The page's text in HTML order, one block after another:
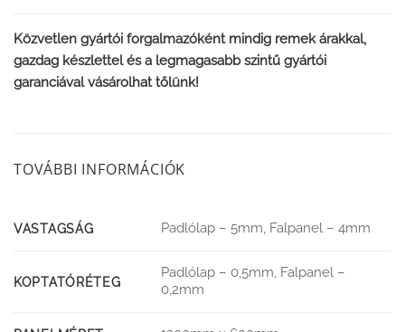
Közvetlen gyártói forgalmazóként mindig remek árakkal,
gazdag készlettel és a legmagasabb szintű gyártói
garanciával vásárolhat tőlünk!
TOVÁBBI INFORMÁCIÓK
VASTAGSÁG Padlólap – 5mm, Falpanel – 4mm
KOPTATÓRÉTEG
Padlólap – 0,5mm, Falpanel –
0,2mm